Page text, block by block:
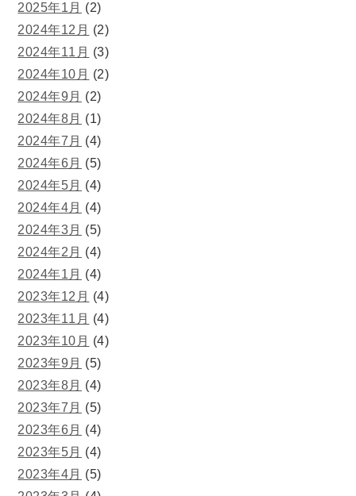
2025年1月 (2)
2024年12月 (2)
2024年11月 (3)
2024年10月 (2)
2024年9月 (2)
2024年8月 (1)
2024年7月 (4)
2024年6月 (5)
2024年5月 (4)
2024年4月 (4)
2024年3月 (5)
2024年2月 (4)
2024年1月 (4)
2023年12月 (4)
2023年11月 (4)
2023年10月 (4)
2023年9月 (5)
2023年8月 (4)
2023年7月 (5)
2023年6月 (4)
2023年5月 (4)
2023年4月 (5)